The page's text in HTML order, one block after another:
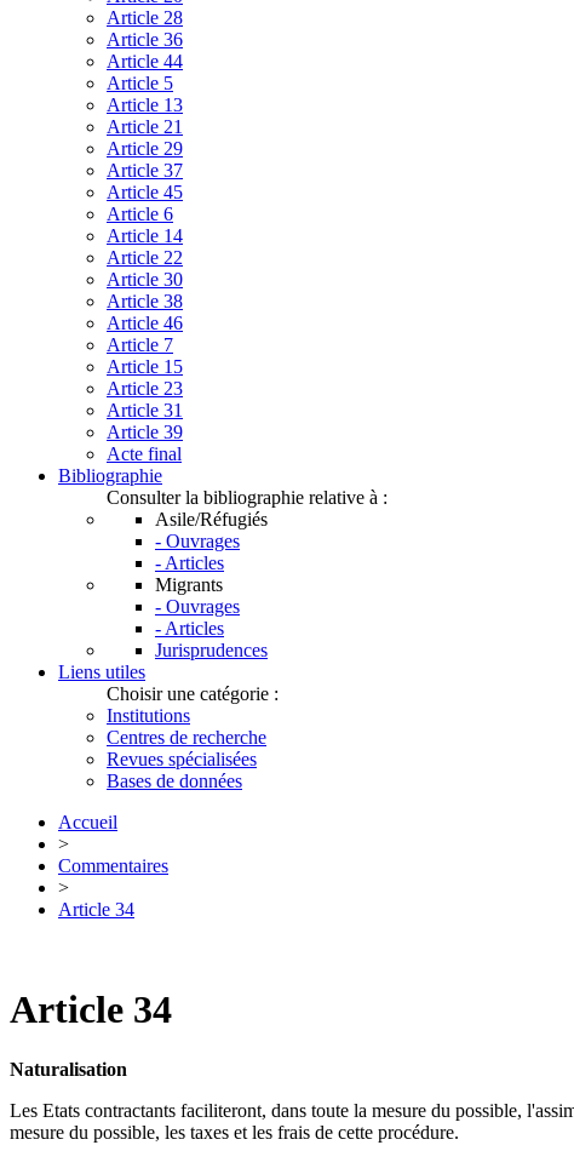
Article 28
Article 36
Article 44
Article 5
Article 13
Article 21
Article 29
Article 37
Article 45
Article 6
Article 14
Article 22
Article 30
Article 38
Article 46
Article 7
Article 15
Article 23
Article 31
Article 39
Acte final
Bibliographie
Consulter la bibliographie relative à :
Asile/Réfugiés
- Ouvrages
- Articles
Migrants
- Ouvrages
- Articles
Jurisprudences
Liens utiles
Choisir une catégorie :
Institutions
Centres de recherche
Revues spécialisées
Bases de données
Accueil
>
Commentaires
>
Article 34
Article 34
Naturalisation
Les Etats contractants faciliteront, dans toute la mesure du possible,
mesure du possible, les taxes et les frais de cette procédure.